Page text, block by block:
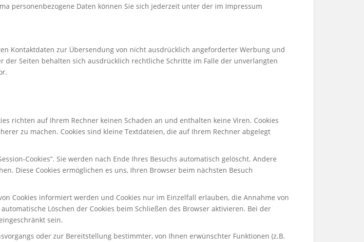
personenbezogene Daten können Sie sich jederzeit unter der im Impressum
Kontaktdaten zur Übersendung von nicht ausdrücklich angeforderter Werbung und
Seiten behalten sich ausdrücklich rechtliche Schritte im Falle der unverlangten
richten auf Ihrem Rechner keinen Schaden an und enthalten keine Viren. Cookies
zu machen. Cookies sind kleine Textdateien, die auf Ihrem Rechner abgelegt
Cookies”. Sie werden nach Ende Ihres Besuchs automatisch gelöscht. Andere
Diese Cookies ermöglichen es uns, Ihren Browser beim nächsten Besuch
Cookies informiert werden und Cookies nur im Einzelfall erlauben, die Annahme von
Löschen der Cookies beim Schließen des Browser aktivieren. Bei der
sein.
oder zur Bereitstellung bestimmter, von Ihnen erwünschter Funktionen (z.B.